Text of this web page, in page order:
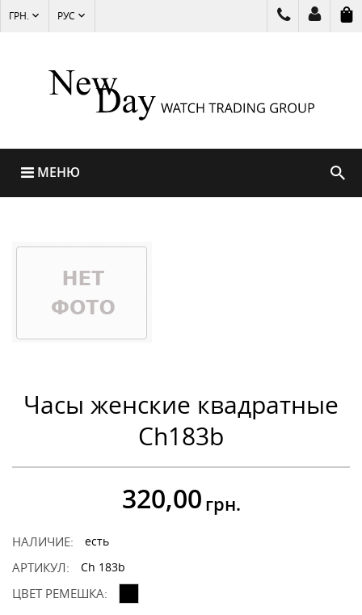
ГРН. РУС
МЕНЮ
Часы женские квадратные
Ch183b
320,00 грн.
НАЛИЧИЕ: есть
АРТИКУЛ: Ch 183b
ЦВЕТ РЕМЕШКА: